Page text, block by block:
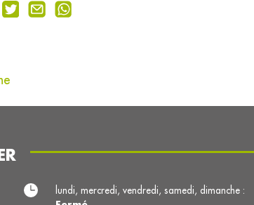
lundi, mercredi, vendredi, samedi, dimanche :